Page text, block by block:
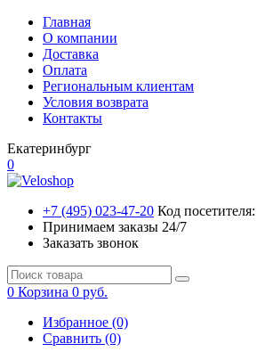
Главная
О компании
Доставка
Оплата
Региональным клиентам
Условия возврата
Контакты
Екатеринбург
0
+7 (495) 023-47-20 Код посетителя:
Принимаем заказы 24/7
Заказать звонок
0 Корзина 0 руб.
Избранное (0)
Сравнить (0)